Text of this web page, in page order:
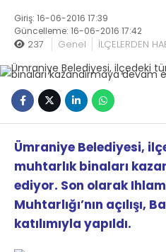
Giriş: 16-06-2016 17:39
Güncelleme: 16-06-2016 17:42
237 Genel İLÇELERDEN
Ümraniye Belediyesi,
muhtarlık binaları
ediyor. Son olarak
Muhtarlığı’nın açılışı,
katılımıyla yapıldı.